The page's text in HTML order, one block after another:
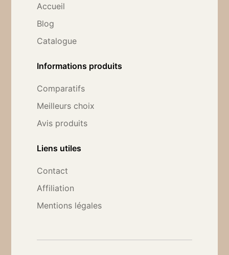
Accueil
Blog
Catalogue
Informations produits
Comparatifs
Meilleurs choix
Avis produits
Liens utiles
Contact
Affiliation
Mentions légales